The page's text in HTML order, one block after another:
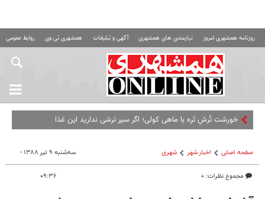
روزنامه همشهری امروز نیازمندی های همشهری آگهی و تبلیغات همشهری تی وی روابط عمومی
خورشت تُرشِ تَره با ماهی کولی؛ اگر سیر ترشی ندارید این غذا را درست
صفحه اصلی اخبار شهر شهری
مجموع نظرات: ۰
سه‌شنبه ۹ تیر ۱۳۸۸ -
۰۹:۳۶